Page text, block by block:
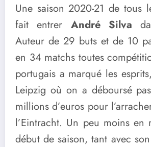
Une saison 2020-21 de tous
fait entrer André Silva
Auteur de 29 buts et de 10
en 34 matchs toutes
portugais a marqué les
Leipzig où on a déboursé
millions d’euros pour
l’Eintracht. Un peu moins en
début de saison, tant avec